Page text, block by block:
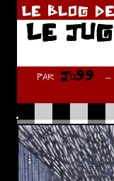
LE BLOG
LE
par Jo99
.